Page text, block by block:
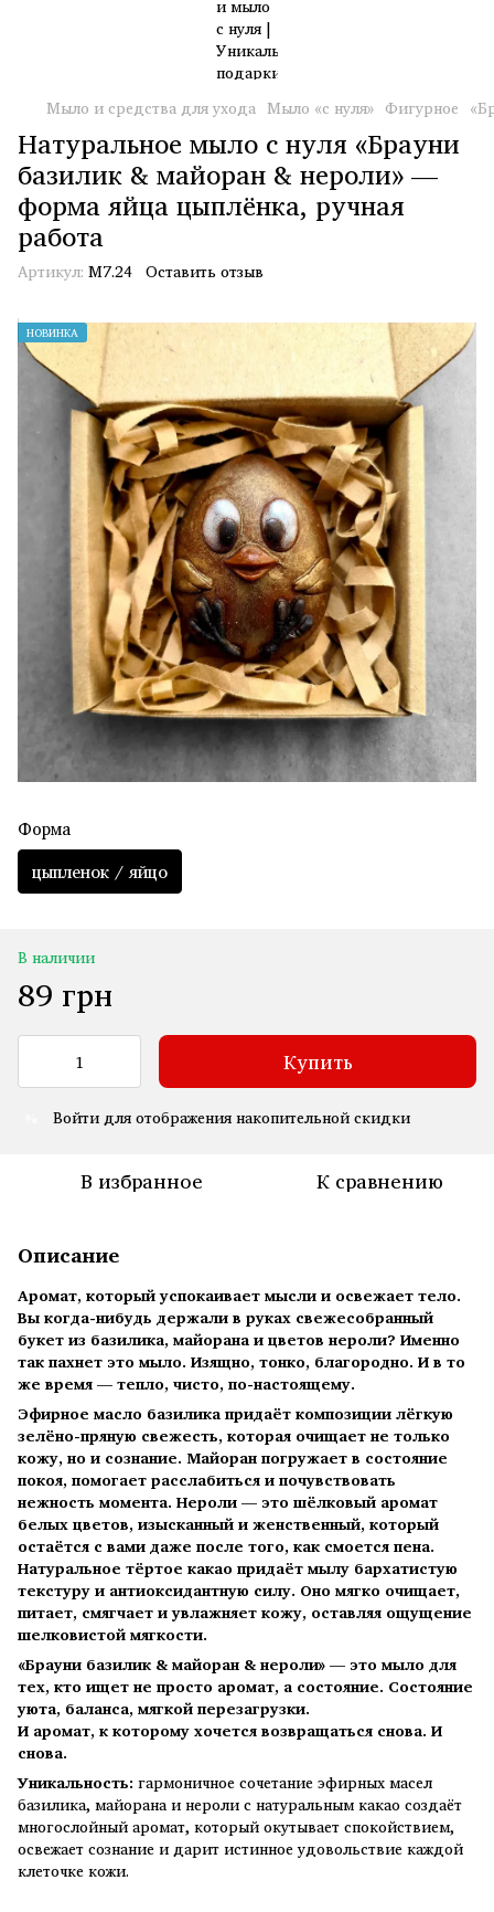
Мыло и средства для ухода Мыло «с нуля» Фигурное
Натуральное мыло с нуля «Брауни
базилик & майоран & нероли» —
форма яйца цыплёнка, ручная
работа
Артикул: М7.24 Оставить отзыв
НОВИНКА
Форма
цыпленок / яйцо
В наличии
89 грн
Купить
Войтидля отображения накопительной скидки
В избранное К сравнению
Описание
Аромат, который успокаивает мысли и освежает тело.
Вы когда-нибудь держали в руках свежесобранный
букет из базилика, майорана и цветов нероли? Именно
так пахнет это мыло. Изящно, тонко, благородно. И в то
же время — тепло, чисто, по-настоящему.
Эфирное масло базилика придаёт композиции лёгкую
зелёно-пряную свежесть, которая очищает не только
кожу, но и сознание. Майоран погружает в состояние
покоя, помогает расслабиться и почувствовать
нежность момента. Нероли — это шёлковый аромат
белых цветов, изысканный и женственный, который
остаётся с вами даже после того, как смоется пена.
Натуральное тёртое какао придаёт мылу бархатистую
текстуру и антиоксидантную силу. Оно мягко очищает,
питает, смягчает и увлажняет кожу, оставляя ощущение
шелковистой мягкости.
«Брауни базилик & майоран & нероли» — это мыло для
тех, кто ищет не просто аромат, а состояние. Состояние
уюта, баланса, мягкой перезагрузки.
И аромат, к которому хочется возвращаться снова. И
снова.
Уникальность: гармоничное сочетание эфирных масел
базилика, майорана и нероли с натуральным какао создаёт
многослойный аромат, который окутывает спокойствием,
освежает сознание и дарит истинное удовольствие каждой
клеточке кожи.